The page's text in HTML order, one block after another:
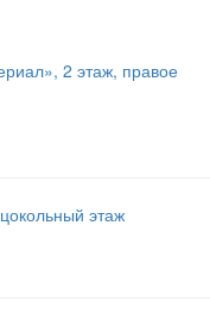
2 этаж, правое
этаж